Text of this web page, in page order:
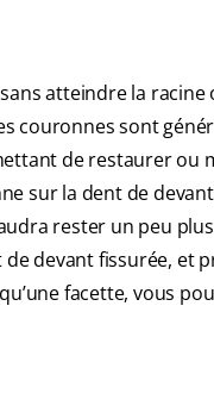
atteindre la
couronnes sont
de restaurer ou
sur la dent de
rester un peu
devant fissurée,
facette, vous